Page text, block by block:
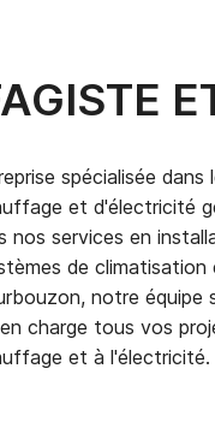
à recevoir nos propositions
ci-dessus. Vous pouvez
de désinscription.
spécialisée dans
et d'électricité
nos services en
de climatisation
notre équipe
charge tous vos
et à l'électricité.